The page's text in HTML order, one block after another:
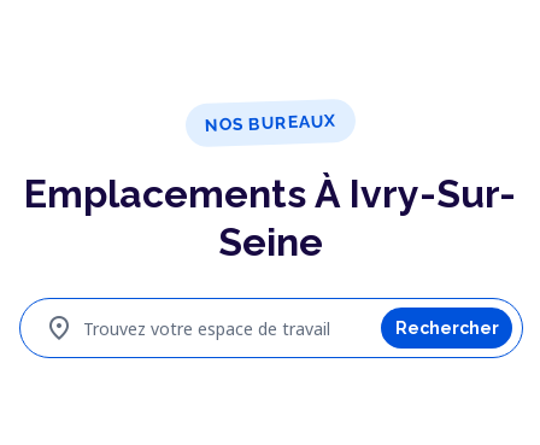
NOS BUREAUX
Emplacements À Ivry-Sur-
Seine
Trouvez votre espace de travail
location_on Rechercher